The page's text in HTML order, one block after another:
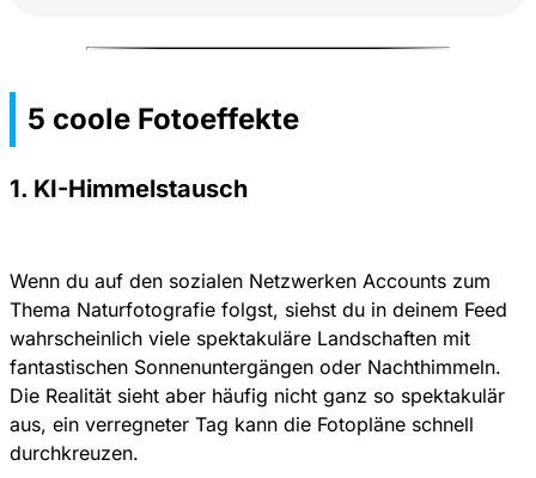
5 coole Fotoeffekte
1. KI-Himmelstausch
Wenn du auf den sozialen Netzwerken Accounts zum
Thema Naturfotografie folgst, siehst du in deinem Feed
wahrscheinlich viele spektakuläre Landschaften mit
fantastischen Sonnenuntergängen oder Nachthimmeln.
Die Realität sieht aber häufig nicht ganz so spektakulär
aus, ein verregneter Tag kann die Fotopläne schnell
durchkreuzen.